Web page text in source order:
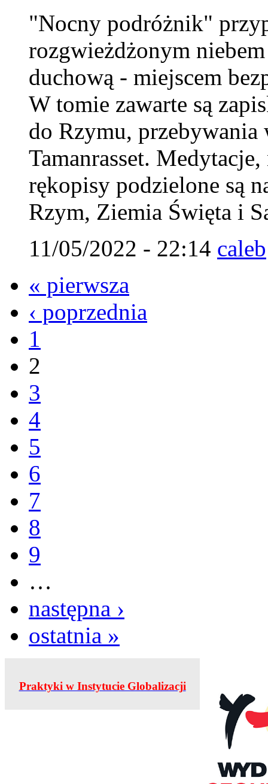
"Nocny podróżnik"
rozgwieżdżonym
duchową - miejscem
W tomie zawarte są
do Rzymu,
Tamanrasset.
rękopisy podzielone są
Rzym, Ziemia Święta i
11/05/2022 - 22:14 caleb
« pierwsza
‹ poprzednia
1
2
3
4
5
6
7
8
9
…
następna ›
ostatnia »
Praktyki w Instytucie Globalizacji